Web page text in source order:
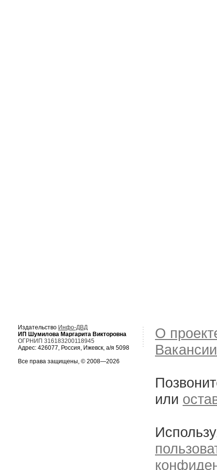
Издательство Инфо-ДВД
ИП Шумилова Маргарита Викторовна
ОГРНИП 316183200118945
Адрес: 426077, Россия, Ижевск, а/я 5098
Все права защищены, © 2008—2026
О
Вакансии
или